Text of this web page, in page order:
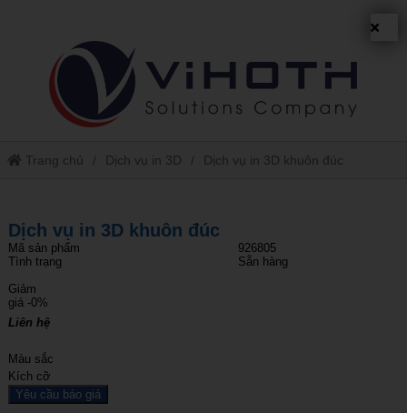
Trang chủ Dịch vụ in 3D Dịch vụ in 3D khuôn đúc
Dịch vụ in 3D khuôn đúc
Mã sản phẩm
926805
Tình trạng
Sẵn hàng
Giảm
giá-0%
Liên hệ
Màu sắc
Kích cỡ
Yêu cầu báo giá